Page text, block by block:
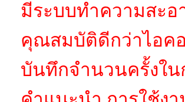
มีระบบทำความสะอ
คุณสมบัติดีกว่าไอค
บันทึกจำนวนครั้งใน